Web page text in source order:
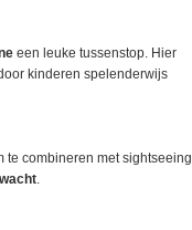
een leuke tussenstop. Hier
kinderen spelenderwijs
te combineren met sightseeing
.